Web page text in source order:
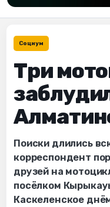
Социум
Три
Поиски длились
корреспондент
друзей на
посёлком
Каскеленское